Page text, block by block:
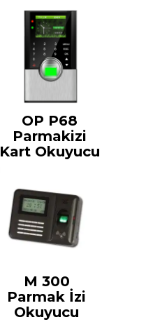
OP P68
Parmakizi
Kart Okuyucu
M 300
Parmak İzi
Okuyucu